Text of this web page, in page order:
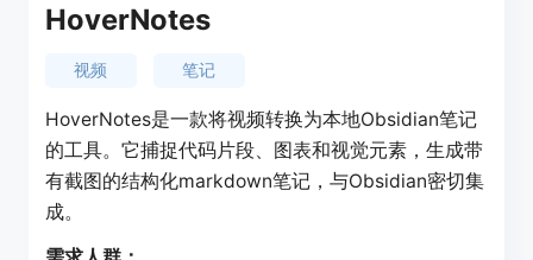
HoverNotes
视频 笔记
HoverNotes是一款将视频转换为本地Obsidian笔记
的工具。它捕捉代码片段、图表和视觉元素，生成带
有截图的结构化markdown笔记，与Obsidian密切集
成。